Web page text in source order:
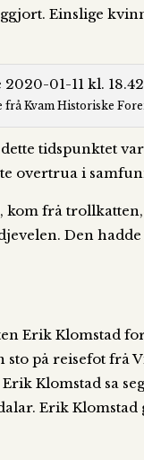
Einslige
frå Kvam Historiske
tidspunktet
overtrua i
frå
Den
Erik Klomstad
på reisefot
Klomstad sa
Erik